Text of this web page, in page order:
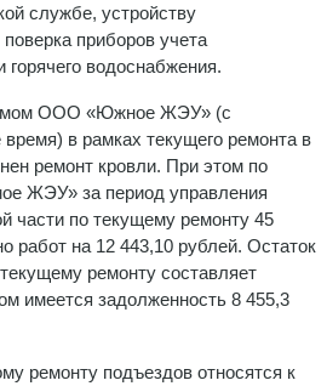
службе, устройству
поверка приборов учета
горячего водоснабжения.
ООО «Южное ЖЭУ» (с
в рамках текущего ремонта в
ремонт кровли. При этом по
ЖЭУ» за период управления
части по текущему ремонту 45
работ на 12 443,10 рублей. Остаток
ремонту составляет
имеется задолженность 8 455,3
ремонту подъездов относятся к